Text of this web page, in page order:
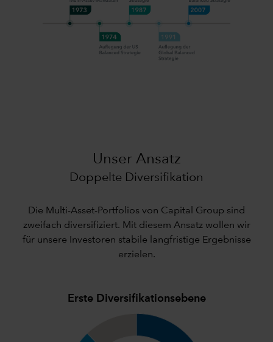
Unser Ansatz
Doppelte Diversifikation
Die Multi-Asset-Portfolios von Capital Group sind
zweifach diversifiziert. Mit diesem Ansatz wollen wir
für unsere Investoren stabile langfristige Ergebnisse
erzielen.
Erste Diversifikationsebene